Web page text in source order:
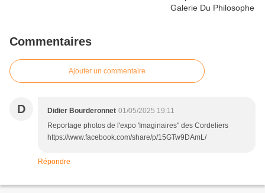
Commentaires
Ajouter un commentaire
D Didier Bourderonnet 01/05/2025 19:11
Reportage photos de l'expo 'Imaginaires" des Cordeliers
https://www.facebook.com/share/p/15GTw9DAmL/
Répondre